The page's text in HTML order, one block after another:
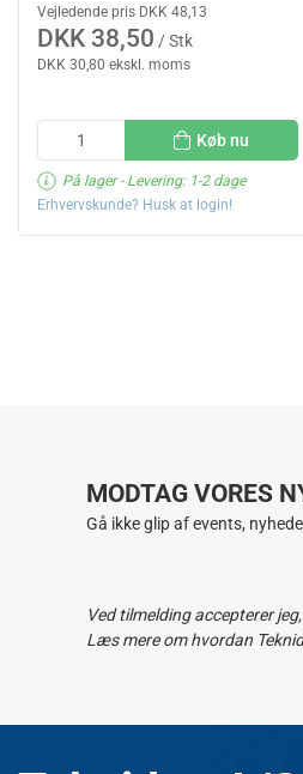
Vejledende pris DKK 48,13
DKK 38,50 / Stk
DKK 30,80 ekskl. moms
Køb nu
På lager- Levering: 1-2 dage
Erhvervskunde? Husk at login!
MODTAG VORES
Gå ikke glip af events,
Ved tilmelding accepterer
Læs mere om hvordan